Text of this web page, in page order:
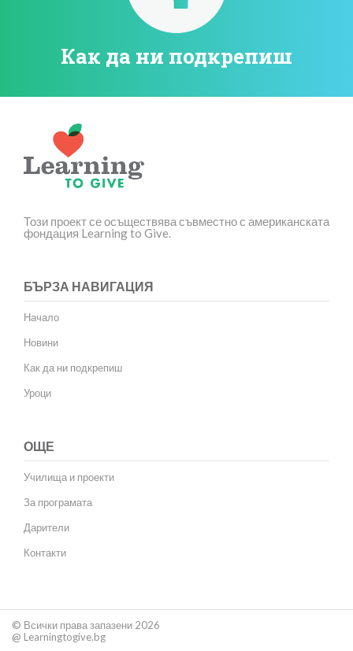
Как да ни подкрепиш
Този проект се осъществява съвместно с американската
фондация Learning to Give.
БЪРЗА НАВИГАЦИЯ
Начало
Новини
Как да ни подкрепиш
Уроци
ОЩЕ
Училища и проекти
За програмата
Дарители
Контакти
© Всички права запазени 2026
@ Learningtogive.bg